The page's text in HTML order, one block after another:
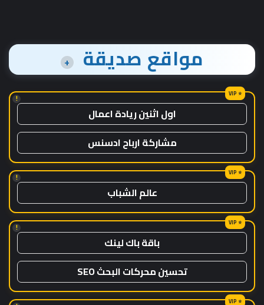
مواقع صديقة +
!
اول اثنين ريادة اعمال
مشاركة ارباح ادسنس
!
عالم الشباب
!
باقة باك لينك
تحسين محركات البحث SEO